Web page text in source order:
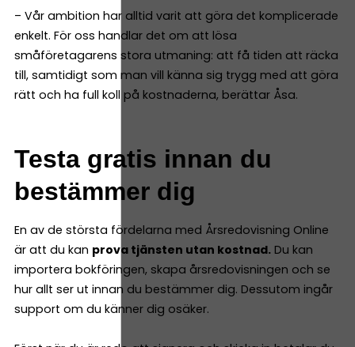
– Vår ambition har alltid varit att göra det komplicerade
enkelt. För oss handlar det om att lösa
småföretagarens stora utmaning: att få tiden att räcka
till, samtidigt som man vill känna sig trygg med att göra
rätt och ha full koll på kostnaderna, berättar Åsa.
Testa gratis innan du
bestämmer dig
En av de största fördelarna med Årsredovisning Online
är att du kan prova tjänsten utan kostnad. Du kan
importera bokföringen, skapa årsredovisningen och se
hur allt ser ut innan du bestämmer dig. Dessutom ingår
support om du känner dig osäker.